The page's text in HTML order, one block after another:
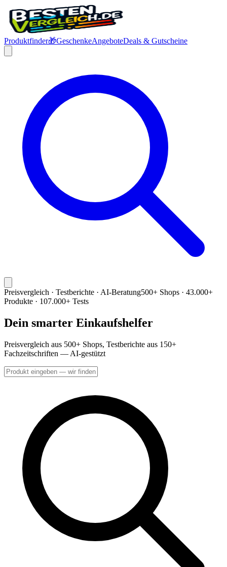
Produktfinder🎁GeschenkeAngeboteDeals & Gutscheine
Preisvergleich · Testberichte · AI-Beratung500+ Shops · 43.000+
Produkte · 107.000+ Tests
Dein smarter Einkaufshelfer
Preisvergleich aus 500+ Shops, Testberichte aus 150+
Fachzeitschriften — AI-gestützt